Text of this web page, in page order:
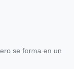
se forma en un